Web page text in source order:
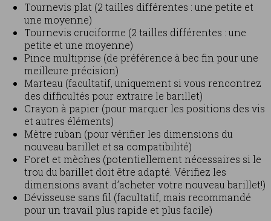
Tournevis plat (2 tailles différentes : une petite et
une moyenne)
Tournevis cruciforme (2 tailles différentes : une
petite et une moyenne)
Pince multiprise (de préférence à bec fin pour une
meilleure précision)
Marteau (facultatif, uniquement si vous rencontrez
des difficultés pour extraire le barillet)
Crayon à papier (pour marquer les positions des vis
et autres éléments)
Mètre ruban (pour vérifier les dimensions du
nouveau barillet et sa compatibilité)
Foret et mèches (potentiellement nécessaires si le
trou du barillet doit être adapté. Vérifiez les
dimensions avant d’acheter votre nouveau barillet!)
Dévisseuse sans fil (facultatif, mais recommandé
pour un travail plus rapide et plus facile)